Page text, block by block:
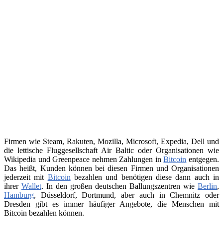
Firmen wie Steam, Rakuten, Mozilla, Microsoft, Expedia, Dell und
die lettische Fluggesellschaft Air Baltic oder Organisationen wie
Wikipedia und Greenpeace nehmen Zahlungen inBitcoin entgegen.
Das heißt, Kunden können bei diesen Firmen und Organisationen
jederzeit mit Bitcoin bezahlen und benötigen diese dann auch in
ihrer Wallet. In den großen deutschen Ballungszentren wie Berlin,
Hamburg, Düsseldorf, Dortmund, aber auch in Chemnitz oder
Dresden gibt es immer häufiger Angebote, die Menschen mit
Bitcoin bezahlen können.